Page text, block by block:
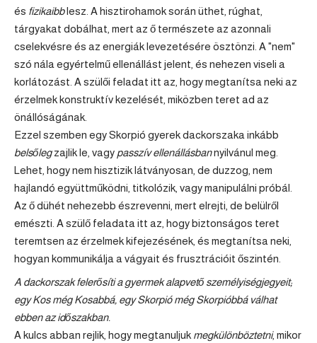
és fizikaibblesz. A hisztirohamok során üthet, rúghat,
tárgyakat dobálhat, mert az ő természete az azonnali
cselekvésre és az energiák levezetésére ösztönzi. A "nem"
szó nála egyértelmű ellenállást jelent, és nehezen viseli a
korlátozást. A szülői feladat itt az, hogy megtanítsa neki az
érzelmek konstruktív kezelését, miközben teret ad az
önállóságának.
Ezzel szemben egy Skorpió gyerek dackorszaka inkább
belsőlegzajlik le, vagy passzív ellenállásbannyilvánul meg.
Lehet, hogy nem hisztizik látványosan, de duzzog, nem
hajlandó együttműködni, titkolózik, vagy manipulálni próbál.
Az ő dühét nehezebb észrevenni, mert elrejti, de belülről
emészti. A szülő feladata itt az, hogy biztonságos teret
teremtsen az érzelmek kifejezésének, és megtanítsa neki,
hogyan kommunikálja a vágyait és frusztrációit őszintén.
A dackorszak felerősíti a gyermek alapvető személyiségjegyeit;
egy Kos még Kosabbá, egy Skorpió még Skorpióbbá válhat
ebben az időszakban.
A kulcs abban rejlik, hogy megtanuljuk megkülönböztetni, mikor